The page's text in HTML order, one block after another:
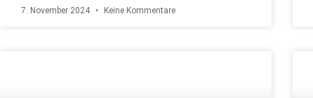
7. November 2024 Keine Kommentare